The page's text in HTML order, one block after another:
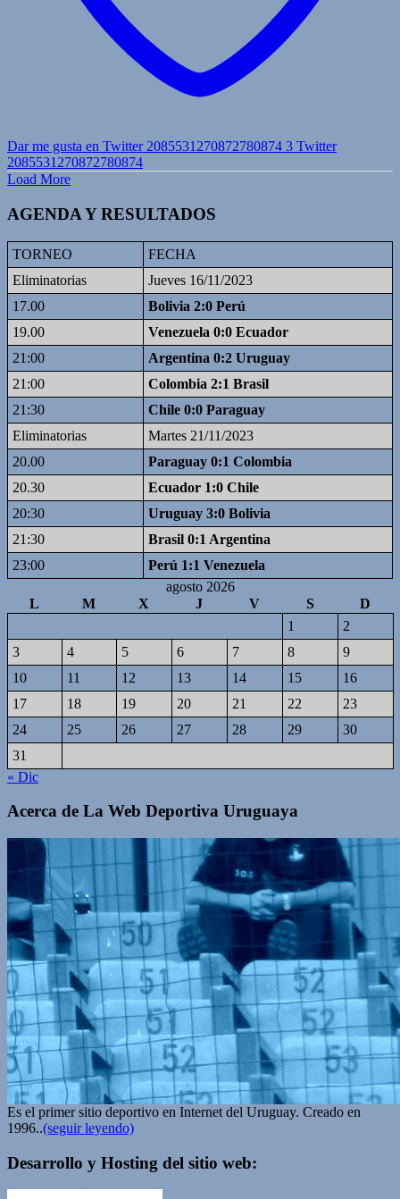
Dar me gusta en Twitter 2085531270872780874 3 Twitter
2085531270872780874
Load More
AGENDA Y RESULTADOS
TORNEO
FECHA
Eliminatorias
Jueves 16/11/2023
17.00
Bolivia 2:0 Perú
19.00
Venezuela 0:0 Ecuador
21:00
Argentina 0:2 Uruguay
21:00
Colombia 2:1 Brasil
21:30
Chile 0:0 Paraguay
Eliminatorias
Martes 21/11/2023
20.00
Paraguay 0:1 Colombia
20.30
Ecuador 1:0 Chile
20:30
Uruguay 3:0 Bolivia
21:30
Brasil 0:1 Argentina
23:00
Perú 1:1 Venezuela
agosto 2026
L
M X J V S
D
1
2
3
4 5 6 7 8
9
10
11 12 13 14 15
16
17
18 19 20 21 22
23
24
25 26 27 28 29
30
31
« Dic
Acerca de La Web Deportiva Uruguaya
Es el primer sitio deportivo en Internet del Uruguay. Creado en
1996..(seguir leyendo)
Desarrollo y Hosting del sitio web: